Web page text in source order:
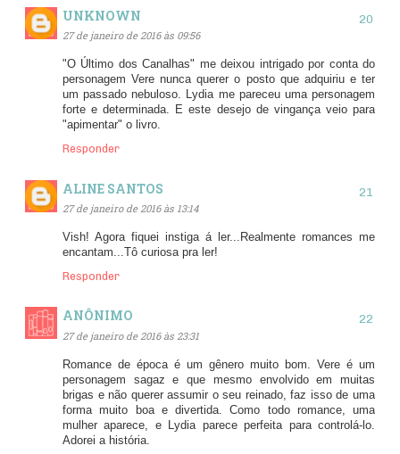
UNKNOWN
27 de janeiro de 2016 às 09:56
"O Último dos Canalhas" me deixou intrigado por conta do
personagem Vere nunca querer o posto que adquiriu e ter
um passado nebuloso. Lydia me pareceu uma personagem
forte e determinada. E este desejo de vingança veio para
"apimentar" o livro.
Responder
ALINE SANTOS
27 de janeiro de 2016 às 13:14
Vish! Agora fiquei instiga á ler...Realmente romances me
encantam...Tô curiosa pra ler!
Responder
ANÔNIMO
27 de janeiro de 2016 às 23:31
Romance de época é um gênero muito bom. Vere é um
personagem sagaz e que mesmo envolvido em muitas
brigas e não querer assumir o seu reinado, faz isso de uma
forma muito boa e divertida. Como todo romance, uma
mulher aparece, e Lydia parece perfeita para controlá-lo.
Adorei a história.